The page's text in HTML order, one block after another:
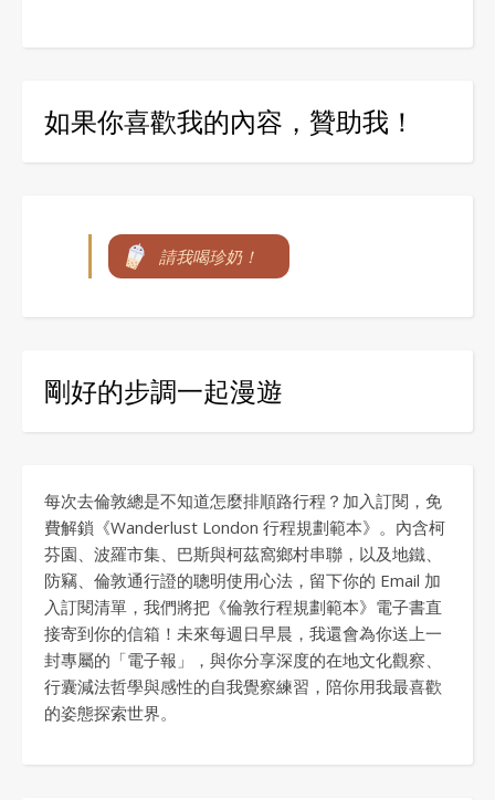
如果你喜歡我的內容，贊助我！
請我喝珍奶！
剛好的步調一起漫遊
每次去倫敦總是不知道怎麼排順路行程？加入訂閱，免
費解鎖《Wanderlust London 行程規劃範本》。內含柯
芬園、波羅市集、巴斯與柯茲窩鄉村串聯，以及地鐵、
防竊、倫敦通行證的聰明使用心法，留下你的 Email 加
入訂閱清單，我們將把《倫敦行程規劃範本》電子書直
接寄到你的信箱！未來每週日早晨，我還會為你送上一
封專屬的「電子報」，與你分享深度的在地文化觀察、
行囊減法哲學與感性的自我覺察練習，陪你用我最喜歡
的姿態探索世界。